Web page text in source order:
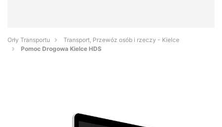
Orły Transportu
Transport, Przewóz osób i rzeczy - Kielce
Pomoc Drogowa Kielce HDS